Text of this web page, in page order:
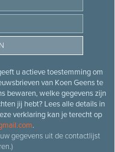
u actieve toestemming om
van Koen Geens te
bewaren, welke gegevens zijn
jij hebt? Lees alle details in
verklaring kan je terecht op
.
gegevens uit de contactlijst